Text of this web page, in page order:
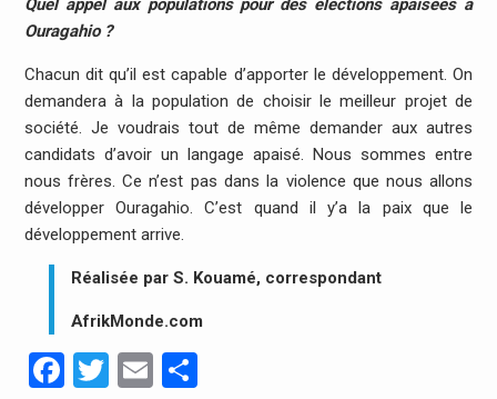
Quel appel aux populations pour des élections apaisées à
Ouragahio ?
Chacun dit qu’il est capable d’apporter le développement. On
demandera à la population de choisir le meilleur projet de
société. Je voudrais tout de même demander aux autres
candidats d’avoir un langage apaisé. Nous sommes entre
nous frères. Ce n’est pas dans la violence que nous allons
développer Ouragahio. C’est quand il y’a la paix que le
développement arrive.
Réalisée par S. Kouamé, correspondant
AfrikMonde.com
Facebook
Twitter
EmailPartager